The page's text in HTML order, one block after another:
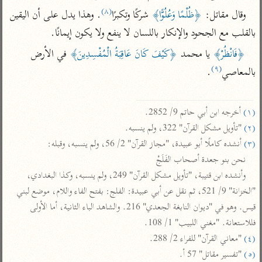
جمع الأقوال
تفسير ابن الجوزي
تفسير الماوردي
تفسير ابن القيم
تفسير ابن تيمية
عامّة
تفسير السمعاني
تفسير مكّي
محاسن التأويل
للقاسمي
تفسير الثعالبي
تفسير الرازي
أخرى
لغة وبلاغة
التحرير والتنوير
المحرر الوجيز لابن
عطية
البحر المحيط لأبي
البسيط للواحدي
تفسير ابن عثيمين
مركَّزة العبارة
تفسير النسفي
تفسير ابن أبي زمنين
وقال مقاتل: ﴿ظُلْمًا وَعُلُوًّا﴾ شركًا وتكبرًا(٨)
بالقلب مع الجحود والإنكار باللسان لا ينفع ولا يكون إيمانًا.
﴿فَانْظُرْ﴾ يا محمد ﴿كَيْفَ كَانَ عَاقِبَةُ الْمُفْسِدِينَ﴾
بالمعاصي(٩) .
(١)
أخرجه ابن أبي حاتم 9/ 2852.
(٢)
"تأويل مشكل القرآن" 322، ولم ينسبه.
(٣)
أنشده كاملًا أبو عبيدة، "مجاز القرآن" 2/ 56، ولم ينسبه، وقبله:
نحن بنو جعدة أصحاب الفَلَجْ
فللاستعانة. "مغني اللبيب" 1/ 108.
(٤)
"معاني القرآن" للفراء 2/ 288.
(٥)
"تفسير مقاتل" 57 أ.